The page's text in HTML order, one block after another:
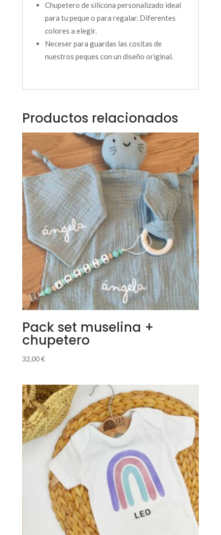
Chupetero de silicona personalizado ideal
para tu peque o para regalar. Diferentes
colores a elegir.
Neceser para guardas las cositas de
nuestros peques con un diseño original.
Productos relacionados
Pack set muselina +
chupetero
32,00€